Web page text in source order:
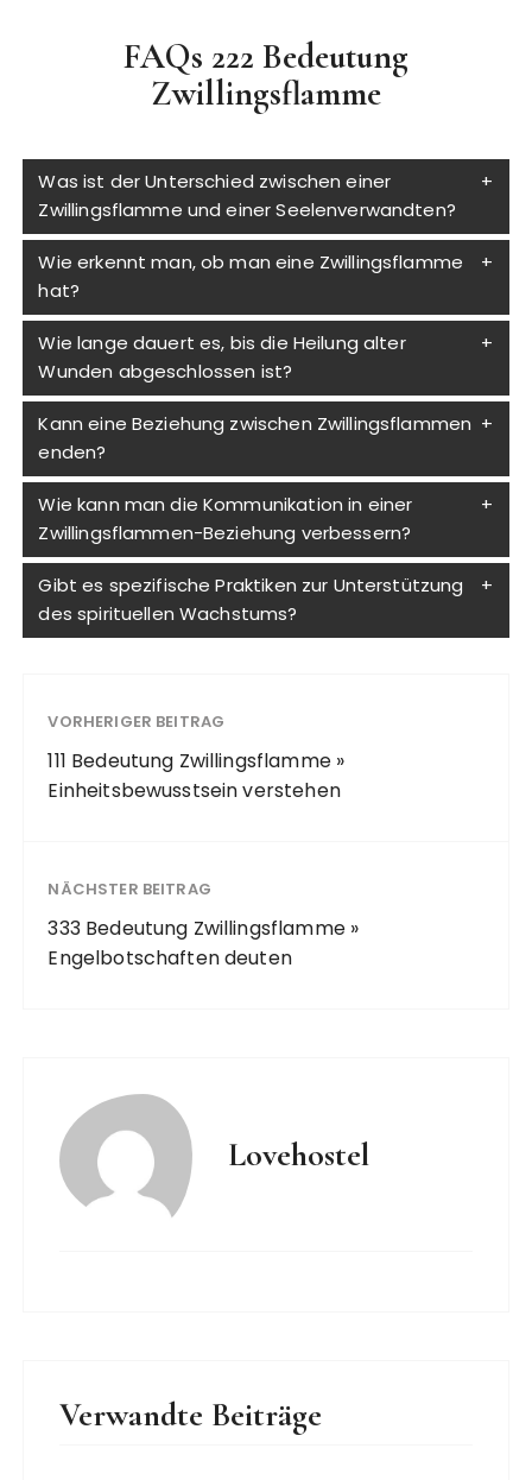
FAQs 222 Bedeutung
Zwillingsflamme
Was ist der Unterschied zwischen einer
Zwillingsflamme und einer Seelenverwandten?
Wie erkennt man, ob man eine Zwillingsflamme
hat?
Wie lange dauert es, bis die Heilung alter
Wunden abgeschlossen ist?
Kann eine Beziehung zwischen Zwillingsflammen
enden?
Wie kann man die Kommunikation in einer
Zwillingsflammen-Beziehung verbessern?
Gibt es spezifische Praktiken zur Unterstützung
des spirituellen Wachstums?
VORHERIGER BEITRAG
111 Bedeutung Zwillingsflamme »
Einheitsbewusstsein verstehen
NÄCHSTER BEITRAG
333 Bedeutung Zwillingsflamme »
Engelbotschaften deuten
Lovehostel
Verwandte Beiträge